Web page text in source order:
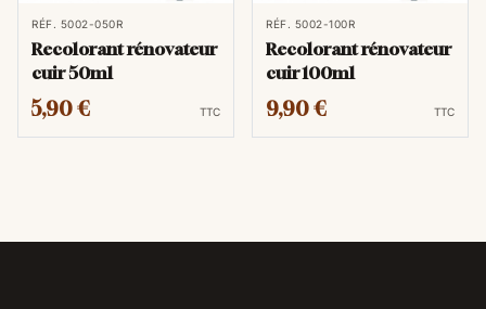
RÉF. 5002-050R
Recolorant rénovateur
cuir 50ml
5,90 € TTC
RÉF. 5002-100R
Recolorant rénovateur
cuir 100ml
9,90 € TTC